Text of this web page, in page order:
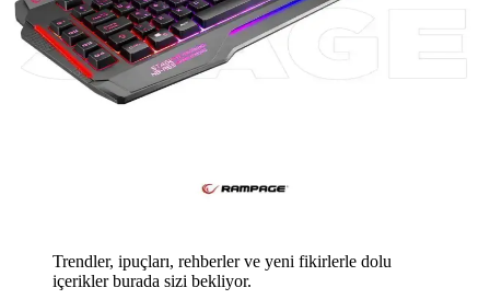
Trendler, ipuçları, rehberler ve yeni fikirlerle dolu
içerikler burada sizi bekliyor.